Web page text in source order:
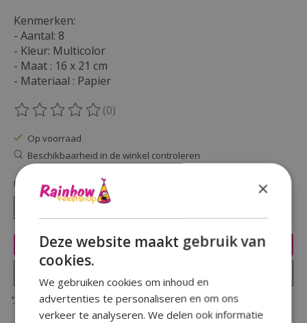
Kenmerken:
- Aantal: 8
- Kleur: Multicolor
- Maat : 16 x 21 cm
- Materiaal : Papier
De beoordeling van dit product is
(0)
Op voorraad
Beschikbaarheid in de winkel controleren
Hoeveelheid:
Toevoegen aan winkelwagen
Toevoegen om te vergelijken
×
Deze website maakt gebruik van
cookies.
We gebruiken cookies om inhoud en
advertenties te personaliseren en om ons
verkeer te analyseren. We delen ook informatie